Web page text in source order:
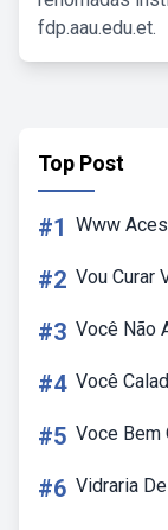
fdp.aau.edu.et.
Top Post
#1 Www
#2 Vou Curar
#3 Você Não
#4 Você
#5 Voce Bem
#6 Vidraria